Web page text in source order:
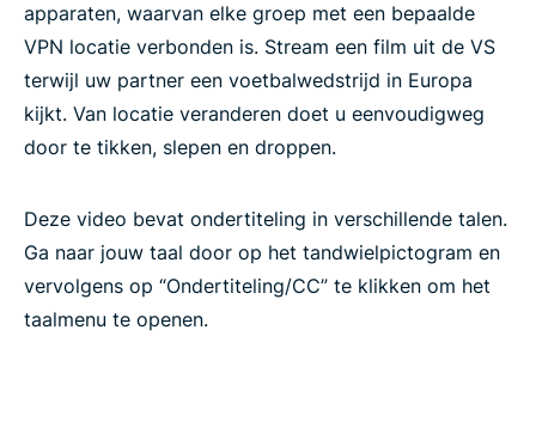
apparaten, waarvan elke groep met een bepaalde
VPN locatie verbonden is. Stream een film uit de VS
terwijl uw partner een voetbalwedstrijd in Europa
kijkt. Van locatie veranderen doet u eenvoudigweg
door te tikken, slepen en droppen.
Deze video bevat ondertiteling in verschillende talen.
Ga naar jouw taal door op het tandwielpictogram en
vervolgens op “Ondertiteling/CC” te klikken om het
taalmenu te openen.